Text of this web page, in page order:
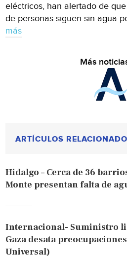
eléctricos, han alertado de
de personas siguen sin agua
más
Más
ARTÍCULOS
Hidalgo – Cerca de 36
Monte presentan falta de
Internacional- Suministro
Gaza desata
Universal)